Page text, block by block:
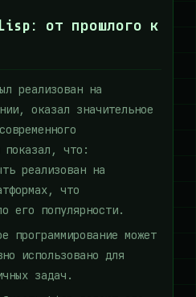
Lisp: от прошлого к
реализован на
оказал значительное
показал, что:
реализован на
что
его популярности.
программирование может
использовано для
задач.